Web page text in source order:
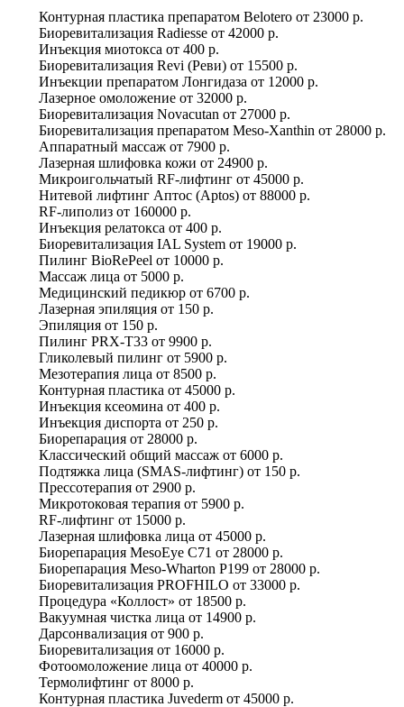
Контурная пластика препаратом Belotero от 23000 р.
Биоревитализация Radiesse от 42000 р.
Инъекция миотокса от 400 р.
Биоревитализация Revi (Реви) от 15500 р.
Инъекции препаратом Лонгидаза от 12000 р.
Лазерное омоложение от 32000 р.
Биоревитализация Novacutan от 27000 р.
Биоревитализация препаратом Meso-Xanthin от 28000 р.
Аппаратный массаж от 7900 р.
Лазерная шлифовка кожи от 24900 р.
Микроигольчатый RF-лифтинг от 45000 р.
Нитевой лифтинг Аптос (Aptos) от 88000 р.
RF-липолиз от 160000 р.
Инъекция релатокса от 400 р.
Биоревитализация IAL System от 19000 р.
Пилинг BioRePeel от 10000 р.
Массаж лица от 5000 р.
Медицинский педикюр от 6700 р.
Лазерная эпиляция от 150 р.
Эпиляция от 150 р.
Пилинг PRX-T33 от 9900 р.
Гликолевый пилинг от 5900 р.
Мезотерапия лица от 8500 р.
Контурная пластика от 45000 р.
Инъекция ксеомина от 400 р.
Инъекция диспорта от 250 р.
Биорепарация от 28000 р.
Классический общий массаж от 6000 р.
Подтяжка лица (SMAS-лифтинг) от 150 р.
Прессотерапия от 2900 р.
Микротоковая терапия от 5900 р.
RF-лифтинг от 15000 р.
Лазерная шлифовка лица от 45000 р.
Биорепарация MesoEye C71 от 28000 р.
Биорепарация Meso-Wharton P199 от 28000 р.
Биоревитализация PROFHILO от 33000 р.
Процедура «Коллост» от 18500 р.
Вакуумная чистка лица от 14900 р.
Дарсонвализация от 900 р.
Биоревитализация от 16000 р.
Фотоомоложение лица от 40000 р.
Термолифтинг от 8000 р.
Контурная пластика Juvederm от 45000 р.